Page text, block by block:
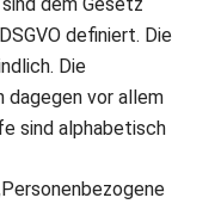
definiert. Die
Die
dagegen vor allem
sind alphabetisch